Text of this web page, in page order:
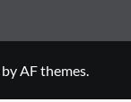
by AF themes.